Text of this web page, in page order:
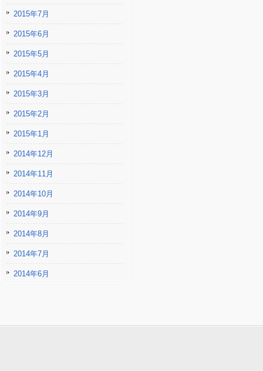
2015年7月
2015年6月
2015年5月
2015年4月
2015年3月
2015年2月
2015年1月
2014年12月
2014年11月
2014年10月
2014年9月
2014年8月
2014年7月
2014年6月